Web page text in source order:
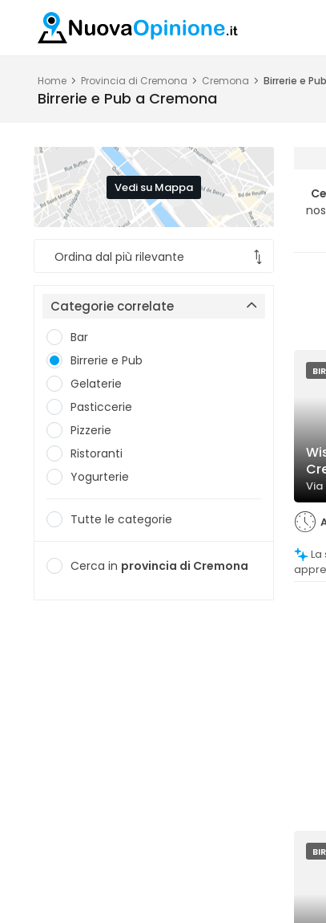
Home Provincia di Cremona Cremona Birrerie e Pub
Birrerie e Pub a Cremona
Vedi su Mappa
Categorie correlate
Bar
Birrerie e Pub
Gelaterie
Pasticcerie
Pizzerie
Ristoranti
Yogurterie
Tutte le categorie
Cerca in provincia di Cremona
Via